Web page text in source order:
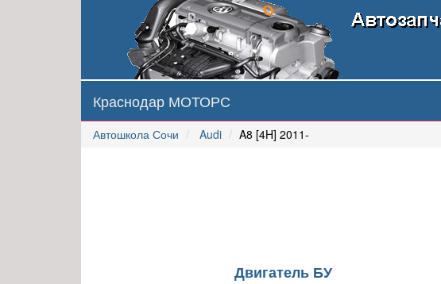
Краснодар МОТОРС
Автошкола Сочи Audi A8 [4H] 2011-
Двигатель БУ